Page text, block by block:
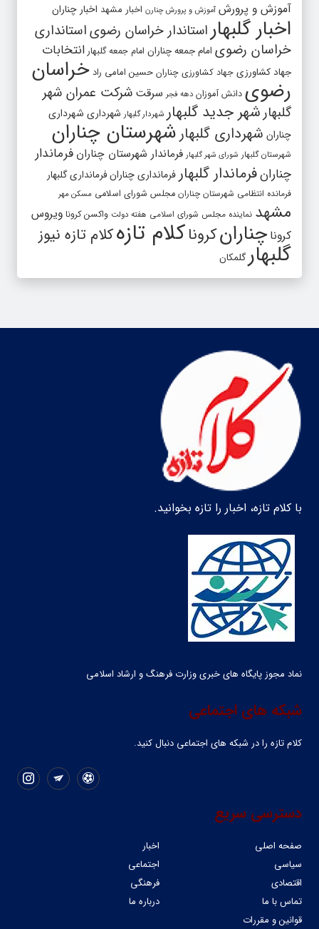
آموزش و پرورش آموزش و پرورش چنارن اخبار مشهد اخبار چناران
اخبار گلبهار استاندار خراسان رضویاستانداری
خراسان رضوی امام جمعه چناران امام جمعه گلبهار انتخابات
جهاد کشاورزی جهاد کشاورزی چناران حسین امامی راد خراسان
رضوی دانش آموزان دهه فجر سرقت شرکت عمران شهر
گلبهارشهر جدید گلبهار شهردار گلبهار شهرداری شهرداری
چناران شهرداری گلبهار شهرستان چناران
شهرستان گلبهار شورای شهر گلبهار فرماندار شهرستان چناران فرماندار
چنارانفرماندار گلبهار فرمانداری چنارانفرمانداری گلبهار
فرمانده انتظامی شهرستان چناران مجلس شورای اسلامی مسکن مهر
مشهد نماینده مجلس شورای اسلامی هفته دولت واکسن کرونا ویروس
کرونا چنارانکروناکلام تازهکلام تازه نیوز
گلبهارگلمکان
با کلام تازه، اخبار را تازه بخوانید.
نماد مجوز پایگاه های خبری وزارت فرهنگ و ارشاد اسلامی
شبکه های اجتماعی
کلام تازه را در شبکه ‌های اجتماعی دنبال کنید.
دسترسی سریع
صفحه اصلی
اخبار
سیاسی
اجتماعی
اقتصادی
فرهنگی
تماس با ما
درباره ما
قوانین و مقررات